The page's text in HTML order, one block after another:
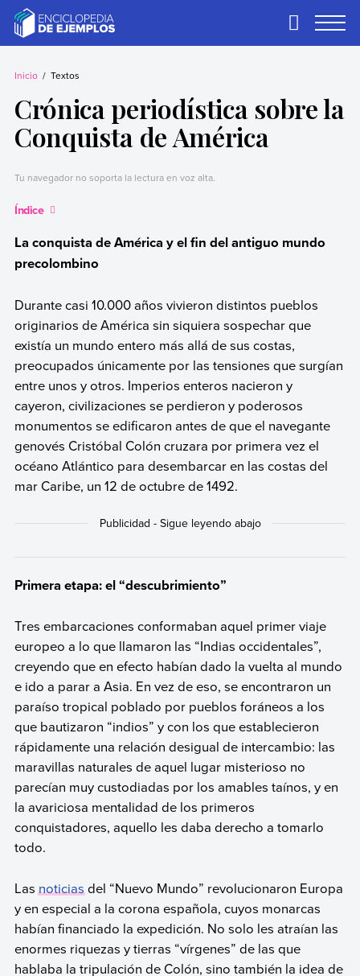
contentEjemplos
Necesitas ejemplos.
Primary
Inicio Textos
Crónica periodística sobre la
Conquista de América
Tu navegador no soporta la lectura en voz alta.
Índice
La conquista de América y el fin del antiguo mundo
precolombino
Durante casi 10.000 años vivieron distintos pueblos
originarios de América sin siquiera sospechar que
existía un mundo entero más allá de sus costas,
preocupados únicamente por las tensiones que surgían
entre unos y otros. Imperios enteros nacieron y
cayeron, civilizaciones se perdieron y poderosos
monumentos se edificaron antes de que el navegante
genovés Cristóbal Colón cruzara por primera vez el
océano Atlántico para desembarcar en las costas del
mar Caribe, un 12 de octubre de 1492.
Primera etapa: el “descubrimiento”
Tres embarcaciones conformaban aquel primer viaje
europeo a lo que llamaron las “Indias occidentales”,
creyendo que en efecto habían dado la vuelta al mundo
e ido a parar a Asia. En vez de eso, se encontraron un
paraíso tropical poblado por pueblos foráneos a los
que bautizaron “indios” y con los que establecieron
rápidamente una relación desigual de intercambio: las
maravillas naturales de aquel lugar misterioso no
parecían muy custodiadas por los amables taínos, y en
la avariciosa mentalidad de los primeros
conquistadores, aquello les daba derecho a tomarlo
todo.
Lasnoticiasdel “Nuevo Mundo” revolucionaron Europa
y en especial a la corona española, cuyos monarcas
habían financiado la expedición. No solo les atraían las
enormes riquezas y tierras “vírgenes” de las que
hablaba la tripulación de Colón, sino también la idea de